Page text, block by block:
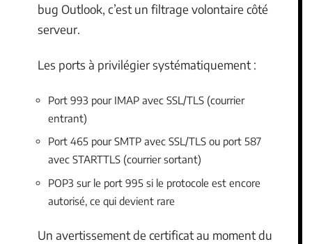
bug Outlook, c’est un filtrage volontaire côté
serveur.
Les ports à privilégier systématiquement :
Port 993 pour IMAP avec SSL/TLS (courrier
entrant)
Port 465 pour SMTP avec SSL/TLS ou port 587
avec STARTTLS (courrier sortant)
POP3 sur le port 995 si le protocole est encore
autorisé, ce qui devient rare
Un avertissement de certificat au moment du